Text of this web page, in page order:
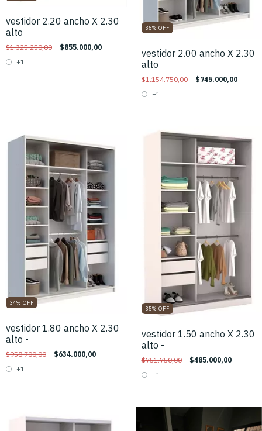
vestidor 2.20 ancho X 2.30
alto
$1.325.250,00 $855.000,00
+1
35% OFF
vestidor 2.00 ancho X 2.30
alto
$1.154.750,00 $745.000,00
+1
34% OFF
vestidor 1.80 ancho X 2.30
alto -
$958.700,00 $634.000,00
+1
35% OFF
vestidor 1.50 ancho X 2.30
alto -
$751.750,00 $485.000,00
+1